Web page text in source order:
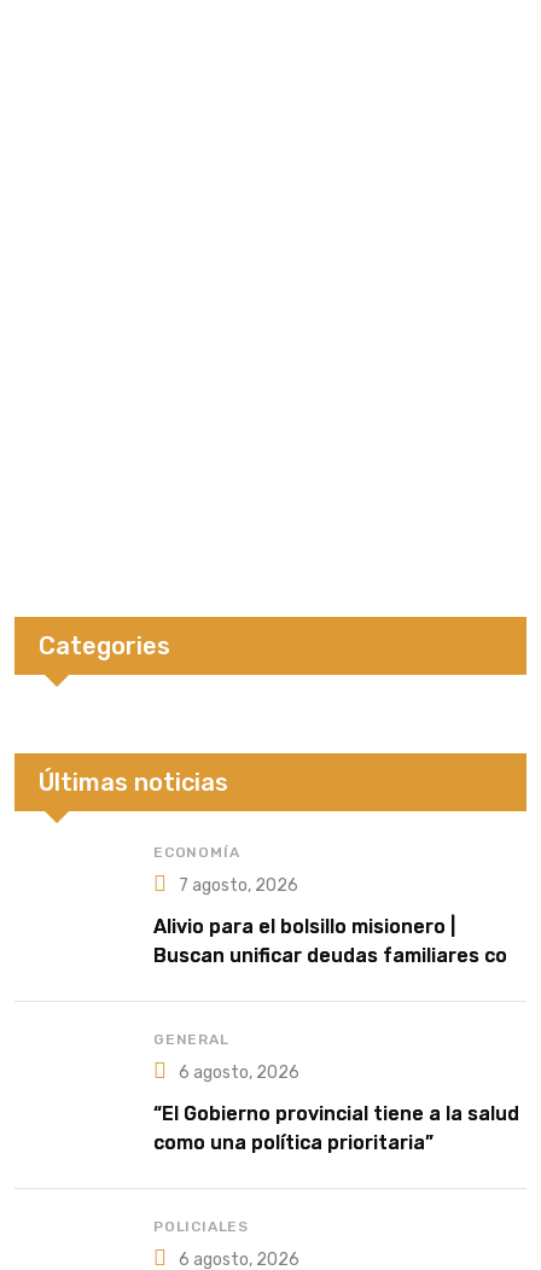
Categories
Últimas noticias
ECONOMÍA
7 agosto, 2026
Alivio para el bolsillo misionero |
Buscan unificar deudas familiares con
GENERAL
6 agosto, 2026
“El Gobierno provincial tiene a la salud
como una política prioritaria”
POLICIALES
6 agosto, 2026